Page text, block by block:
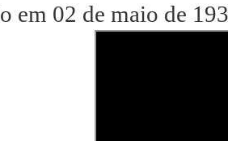
em 02 de maio de